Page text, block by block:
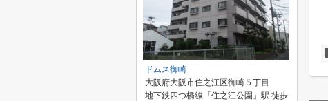
ドムス御崎
大阪府大阪市住之江区御崎５丁目
地下鉄四つ橋線「住之江公園」駅 徒歩